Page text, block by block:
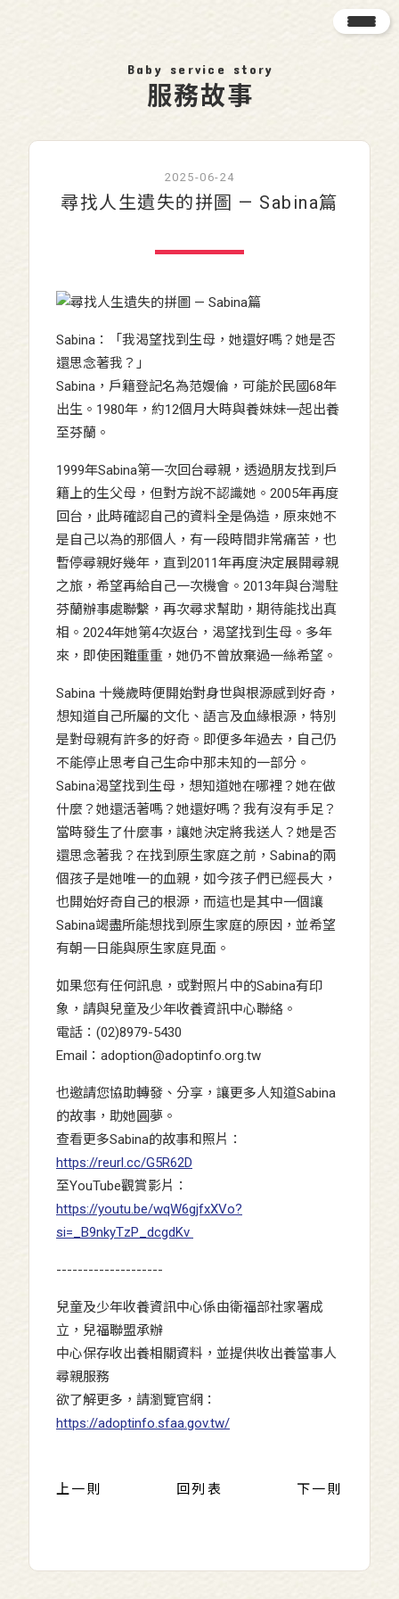
Baby service story
服務故事
2025-06-24
尋找人生遺失的拼圖 — Sabina篇
Sabina：「我渴望找到生母，她還好嗎？她是否
還思念著我？」
Sabina，戶籍登記名為范嫚倫，可能於民國68年
出生。1980年，約12個月大時與養妹妹一起出養
至芬蘭。
1999年Sabina第一次回台尋親，透過朋友找到戶
籍上的生父母，但對方說不認識她。2005年再度
回台，此時確認自己的資料全是偽造，原來她不
是自己以為的那個人，有一段時間非常痛苦，也
暫停尋親好幾年，直到2011年再度決定展開尋親
之旅，希望再給自己一次機會。2013年與台灣駐
芬蘭辦事處聯繫，再次尋求幫助，期待能找出真
相。2024年她第4次返台，渴望找到生母。多年
來，即使困難重重，她仍不曾放棄過一絲希望。
Sabina 十幾歲時便開始對身世與根源感到好奇，
想知道自己所屬的文化、語言及血緣根源，特別
是對母親有許多的好奇。即便多年過去，自己仍
不能停止思考自己生命中那未知的一部分。
Sabina渴望找到生母，想知道她在哪裡？她在做
什麼？她還活著嗎？她還好嗎？我有沒有手足？
當時發生了什麼事，讓她決定將我送人？她是否
還思念著我？在找到原生家庭之前，Sabina的兩
個孩子是她唯一的血親，如今孩子們已經長大，
也開始好奇自己的根源，而這也是其中一個讓
Sabina竭盡所能想找到原生家庭的原因，並希望
有朝一日能與原生家庭見面。
如果您有任何訊息，或對照片中的Sabina有印
象，請與兒童及少年收養資訊中心聯絡。
電話：(02)8979-5430
Email：adoption@adoptinfo.org.tw
也邀請您協助轉發、分享，讓更多人知道Sabina
的故事，助她圓夢。
查看更多Sabina的故事和照片：
https://reurl.cc/G5R62D
至YouTube觀賞影片：
https://youtu.be/wqW6gjfxXVo?
si=_B9nkyTzP_dcgdKv
--------------------
兒童及少年收養資訊中心係由衛福部社家署成
立，兒福聯盟承辦
中心保存收出養相關資料，並提供收出養當事人
尋親服務
欲了解更多，請瀏覽官網：
https://adoptinfo.sfaa.gov.tw/
上一則 回列表 下一則